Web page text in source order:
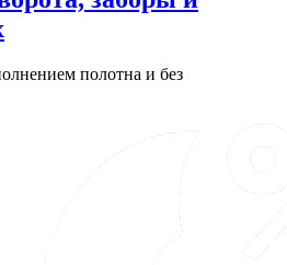
полотна и без